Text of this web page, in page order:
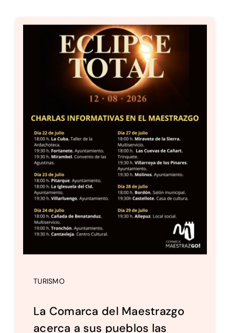
TURISMO
La Comarca del Maestrazgo
acerca a sus pueblos las